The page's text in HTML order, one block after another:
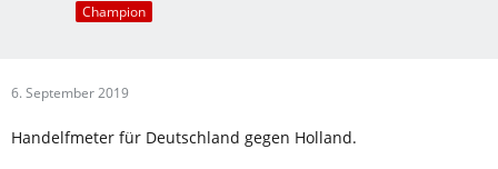
Champion
6. September 2019
Handelfmeter für Deutschland gegen Holland.